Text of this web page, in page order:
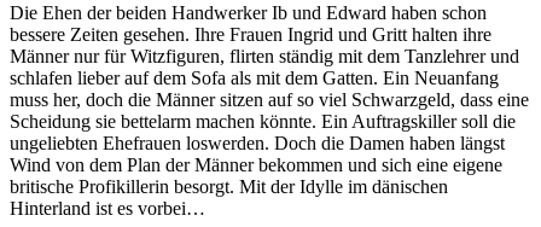
Die Ehen der beiden Handwerker Ib und Edward haben schon
bessere Zeiten gesehen. Ihre Frauen Ingrid und Gritt halten ihre
Männer nur für Witzfiguren, flirten ständig mit dem Tanzlehrer und
schlafen lieber auf dem Sofa als mit dem Gatten. Ein Neuanfang
muss her, doch die Männer sitzen auf so viel Schwarzgeld, dass eine
Scheidung sie bettelarm machen könnte. Ein Auftragskiller soll die
ungeliebten Ehefrauen loswerden. Doch die Damen haben längst
Wind von dem Plan der Männer bekommen und sich eine eigene
britische Profikillerin besorgt. Mit der Idylle im dänischen
Hinterland ist es vorbei…